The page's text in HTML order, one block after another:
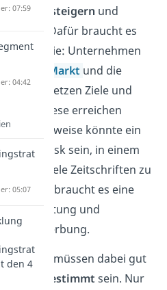
Umsatz steigern und
. Dafür braucht es
Strategie: Unternehmen
den
Markt und die
Sie setzen Ziele und
wie sie diese erreichen
Beispielsweise könnte ein
Kiosk sein, in einem
so viele Zeitschriften zu
Dafür braucht es eine
und
Werbung.
müssen dabei gut
abgestimmt sein. Nur
07:59
04:42
05:07
den 4